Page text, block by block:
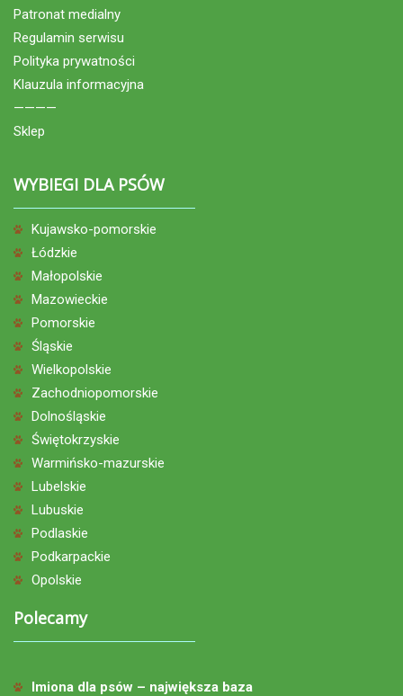
Patronat medialny
Regulamin serwisu
Polityka prywatności
Klauzula informacyjna
————
Sklep
WYBIEGI DLA PSÓW
Kujawsko-pomorskie
Łódzkie
Małopolskie
Mazowieckie
Pomorskie
Śląskie
Wielkopolskie
Zachodniopomorskie
Dolnośląskie
Świętokrzyskie
Warmińsko-mazurskie
Lubelskie
Lubuskie
Podlaskie
Podkarpackie
Opolskie
Polecamy
Imiona dla psów – największa baza